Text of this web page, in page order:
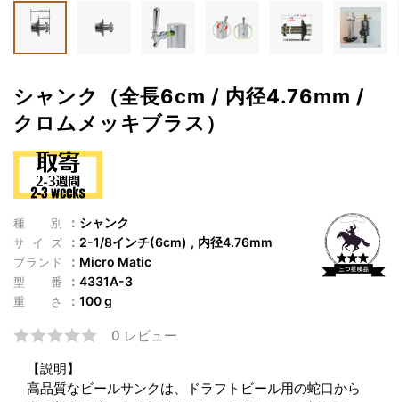
シャンク（全長6cm / 内径4.76mm /
クロムメッキブラス）
種別 シャンク
サイズ 2-1/8インチ(6cm) 内径4.76mm
ブランド Micro Matic
型番 4331A-3
重さ 100 g
0 レビュー
【説明】
高品質なビールサンクは、ドラフトビール用の蛇口から